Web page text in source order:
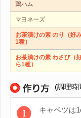
鶏ハム
マヨネーズ
お茶漬けの素 のり（好
1種）
お茶漬けの素 わさび（
ら1種）
(調理時
キャベツは